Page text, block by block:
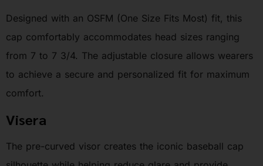
Designed with an OSFM (One Size Fits Most) fit, this
cap comfortably accommodates head sizes ranging
from 7 to 7 3/4. The adjustable closure allows wearers
to achieve a secure and personalized fit for maximum
comfort.
Visera
The pre-curved visor creates the iconic baseball cap